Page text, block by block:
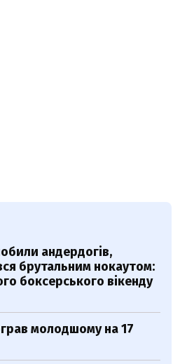
андердогів,
брутальним нокаутом:
боксерського вікенду
молодшому на 17